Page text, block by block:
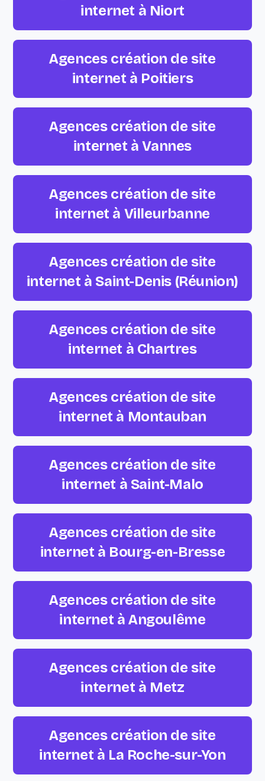
internet à Niort
Agences création de site
internet à Poitiers
Agences création de site
internet à Vannes
Agences création de site
internet à Villeurbanne
Agences création de site
internet à Saint-Denis (Réunion)
Agences création de site
internet à Chartres
Agences création de site
internet à Montauban
Agences création de site
internet à Saint-Malo
Agences création de site
internet à Bourg-en-Bresse
Agences création de site
internet à Angoulême
Agences création de site
internet à Metz
Agences création de site
internet à La Roche-sur-Yon